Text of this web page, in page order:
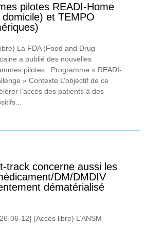
pilotes READI-Home
et TEMPO
La FDA (Food and Drug
a publié des nouvelles
pilotes : Programme « READI-
» Contexte L’objectif de ce
l’accès des patients à des
track concerne aussi les
DM/DMDIV
dématérialisé
06-12] (Accès libre) L’ANSM